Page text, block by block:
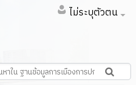
ไม่ระบุตัวตน